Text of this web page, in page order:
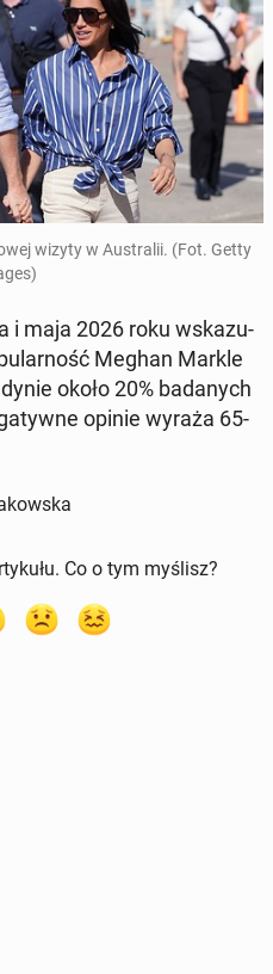
wizyty w Au­stra­lii. (Fot. Getty
i maja 2026 roku wska­zu­
Meghan Markle
około 20% ba­da­nych
opinie wyraża 65-
Co o tym myślisz?